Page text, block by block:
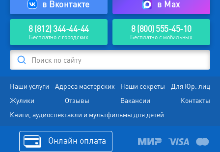
в Вконтакте в Max
8 (812) 344-44-44
Бесплатно с городских
8 (800) 555-45-10
Бесплатно с мобильных
Поиск по сайту
Наши услуги Адреса мастерских Наши секреты
Для Юр. лиц
Жулики
Отзывы Вакансии
Контакты
Книги, аудиоспектакли и мультфильмы для детей
Онлайн оплата